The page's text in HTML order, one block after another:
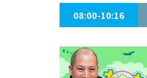
08:00-10:16